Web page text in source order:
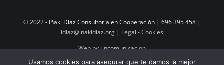
© 2022 - Iñaki Diaz Consultoría en Cooperación | 696 395 458 |
idiaz@inakidiaz.org| Legal - Cookies
Web by Encomunicacion
Usamos cookies para asegurar que te damos la mejor